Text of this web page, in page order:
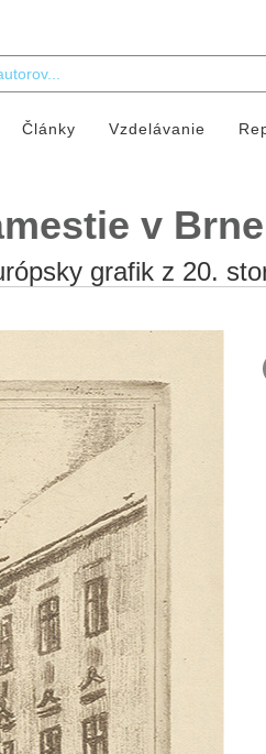
Články Vzdelávanie
v Brne
grafik z 20.